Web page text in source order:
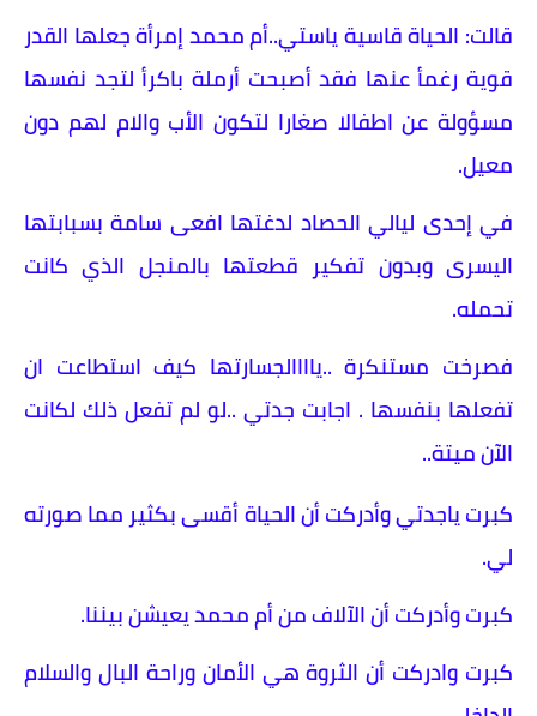
قالت: الحياة قاسية ياستي..أم محمد إمرأة جعلها القدر
قوية رغمأ عنها فقد أصبحت أرملة باكرأ لتجد نفسها
مسؤولة عن اطفالا صغارا لتكون الأب والام لهم دون
معيل.
في إحدى ليالي الحصاد لدغتها افعى سامة بسبابتها
اليسرى وبدون تفكير قطعتها بالمنجل الذي كانت
تحمله.
فصرخت مستنكرة ..ياااالجسارتها كيف استطاعت ان
تفعلها بنفسها . اجابت جدتي ..لو لم تفعل ذلك لكانت
الآن ميتة..
كبرت ياجدتي وأدركت أن الحياة أقسى بكثير مما صورته
لي.
كبرت وأدركت أن الآلاف من أم محمد يعيشن بيننا.
كبرت وادركت أن الثروة هي الأمان وراحة البال والسلام